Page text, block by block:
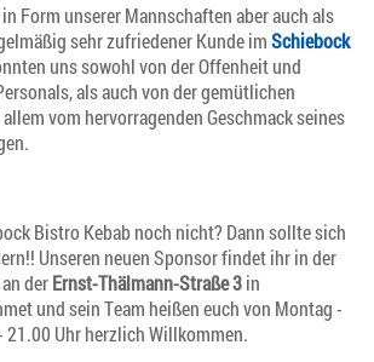
Form unserer Mannschaften aber auch als
sehr zufriedener Kunde imSchiebock
uns sowohl von der Offenheit und
als auch von der gemütlichen
vom hervorragenden Geschmack seines
Bistro Kebab noch nicht? Dann sollte sich
Unseren neuen Sponsor findet ihr in der
an derErnst-Thälmann-Straße 3in
und sein Team heißen euch von Montag -
21.00 Uhr herzlich Willkommen.